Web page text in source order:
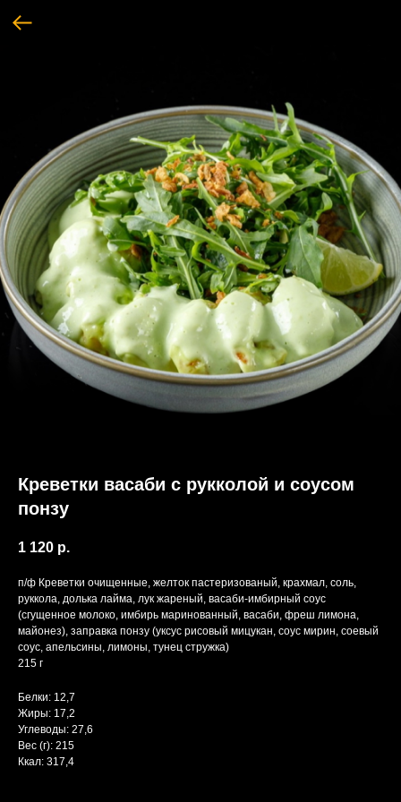
Креветки васаби с рукколой и соусом
понзу
1 120 р.
п/ф Креветки очищенные, желток пастеризованый, крахмал, соль,
руккола, долька лайма, лук жареный, васаби-имбирный соус
(сгущенное молоко, имбирь маринованный, васаби, фреш лимона,
майонез), заправка понзу (уксус рисовый мицукан, соус мирин, соевый
соус, апельсины, лимоны, тунец стружка)
215 г
Белки: 12,7
Жиры: 17,2
Углеводы: 27,6
Вес (г): 215
Ккал: 317,4